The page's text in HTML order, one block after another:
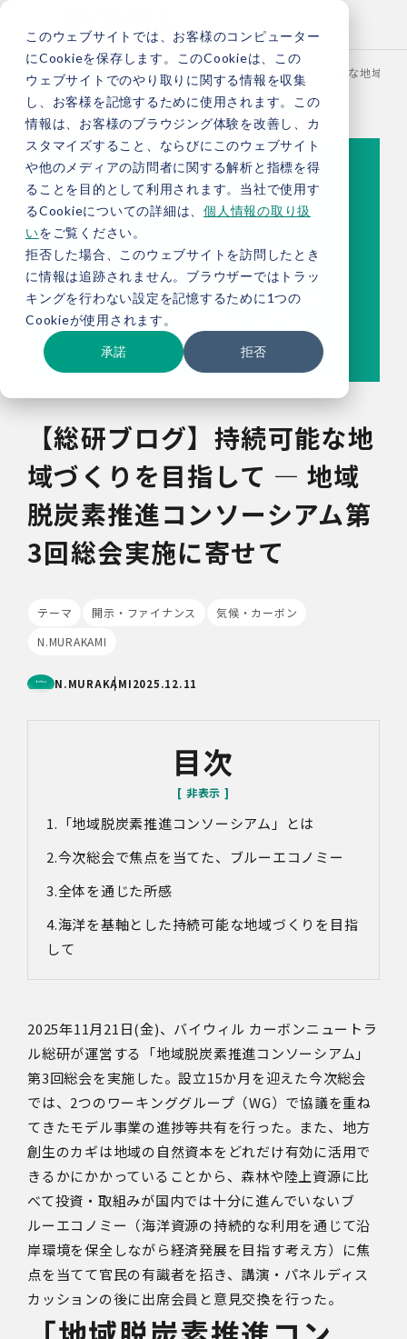
このウェブサイトでは、お客様のコンピューター
にCookieを保存します。このCookieは、この
ウェブサイトでのやり取りに関する情報を収集
し、お客様を記憶するために使用されます。この
情報は、お客様のブラウジング体験を改善し、カ
スタマイズすること、ならびにこのウェブサイト
や他のメディアの訪問者に関する解析と指標を得
ることを目的として利用されます。当社で使用す
るCookieについての詳細は、 個人情報の取り扱
いをご覧ください。
拒否した場合、このウェブサイトを訪問したとき
に情報は追跡されません。ブラウザーではトラッ
キングを行わない設定を記憶するために1つの
Cookieが使用されます。
承諾 拒否
TOP お役立ち情報 ブログ 【総研ブログ】持続可能な地域
【総研ブログ】持続可能な地
域づくりを目指して ― 地域
脱炭素推進コンソーシアム第
3回総会実施に寄せて
テーマ 開示・ファイナンス
気候・カーボン
N.MURAKAMI
N.MURAKAMI2025.12.11
目次
「地域脱炭素推進コンソーシアム」とは
今次総会で焦点を当てた、ブルーエコノミー
全体を通じた所感
海洋を基軸とした持続可能な地域づくりを目指
して
2025年11月21 日(金)、バイウィル カーボンニュートラ
ル総研が運営する「地域脱炭素推進コンソーシアム」
第3回総会を実施した。設立15か月を迎えた今次総会
では、 2つのワーキンググループ（WG）で協議を重ね
てきたモデル事業の進捗等共有を行った。また、地方
創生のカギは地域の自然資本をどれだけ有効に活用で
きるかにかかっていることから、森林や陸上資源に比
べて投資・取組みが国内では十分に進んでいないブ
ルーエコノミー（海洋資源の持続的な利用を通じて沿
岸環境を保全しながら経済発展を目指す考え方）に焦
点を当てて官民の有識者を招き、講演・パネルディス
カッションの後に出席会員と意見交換を行った。